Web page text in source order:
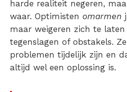
harde realiteit negeren,
waar. Optimisten omarmen
maar weigeren zich te
tegenslagen of obstakels.
problemen tijdelijk zijn en
altijd wel een oplossing is.